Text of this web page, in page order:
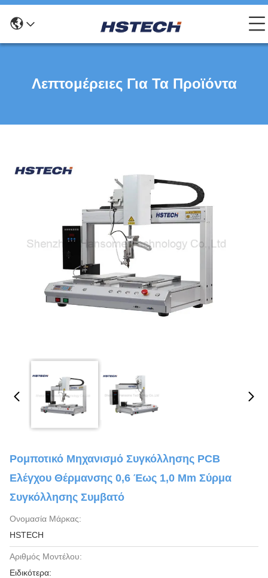
Λεπτομέρειες Για Τα Προϊόντα
Ρομποτικό Μηχανισμό Συγκόλλησης PCB
Ελέγχου Θέρμανσης 0,6 Έως 1,0 Mm Σύρμα
Συγκόλλησης Συμβατό
Ονομασία Μάρκας:
HSTECH
Αριθμός Μοντέλου:
Ειδικότερα: